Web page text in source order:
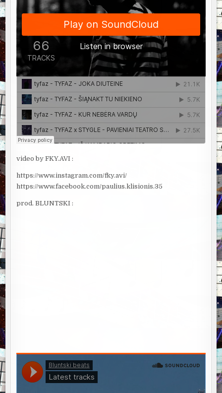
video by FKY.AVI :
https://www.instagram.com/fky.avi/
https://www.facebook.com/paulius.klisionis.35
prod. BLUNTSKI :